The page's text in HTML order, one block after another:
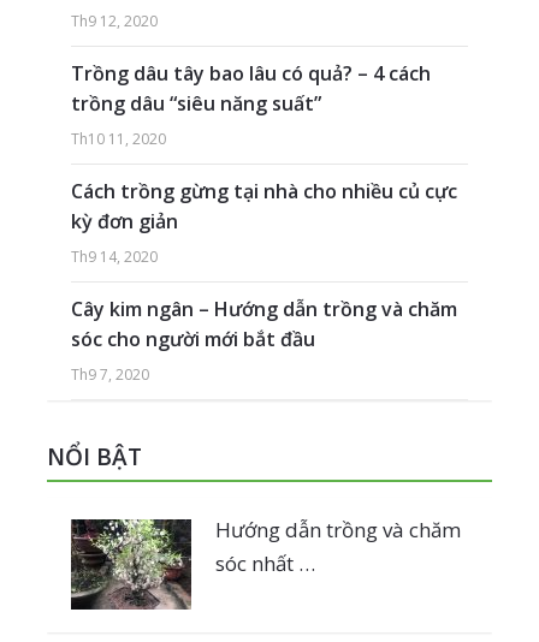
Th9 12, 2020
Trồng dâu tây bao lâu có quả? – 4 cách
trồng dâu “siêu năng suất”
Th10 11, 2020
Cách trồng gừng tại nhà cho nhiều củ cực
kỳ đơn giản
Th9 14, 2020
Cây kim ngân – Hướng dẫn trồng và chăm
sóc cho người mới bắt đầu
Th9 7, 2020
NỔI BẬT
Hướng dẫn trồng và chăm
sóc nhất …